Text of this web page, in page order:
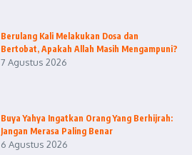
Berulang Kali Melakukan Dosa dan
Bertobat, Apakah Allah Masih Mengampuni?
7 Agustus 2026
Buya Yahya Ingatkan Orang Yang Berhijrah:
Jangan Merasa Paling Benar
6 Agustus 2026